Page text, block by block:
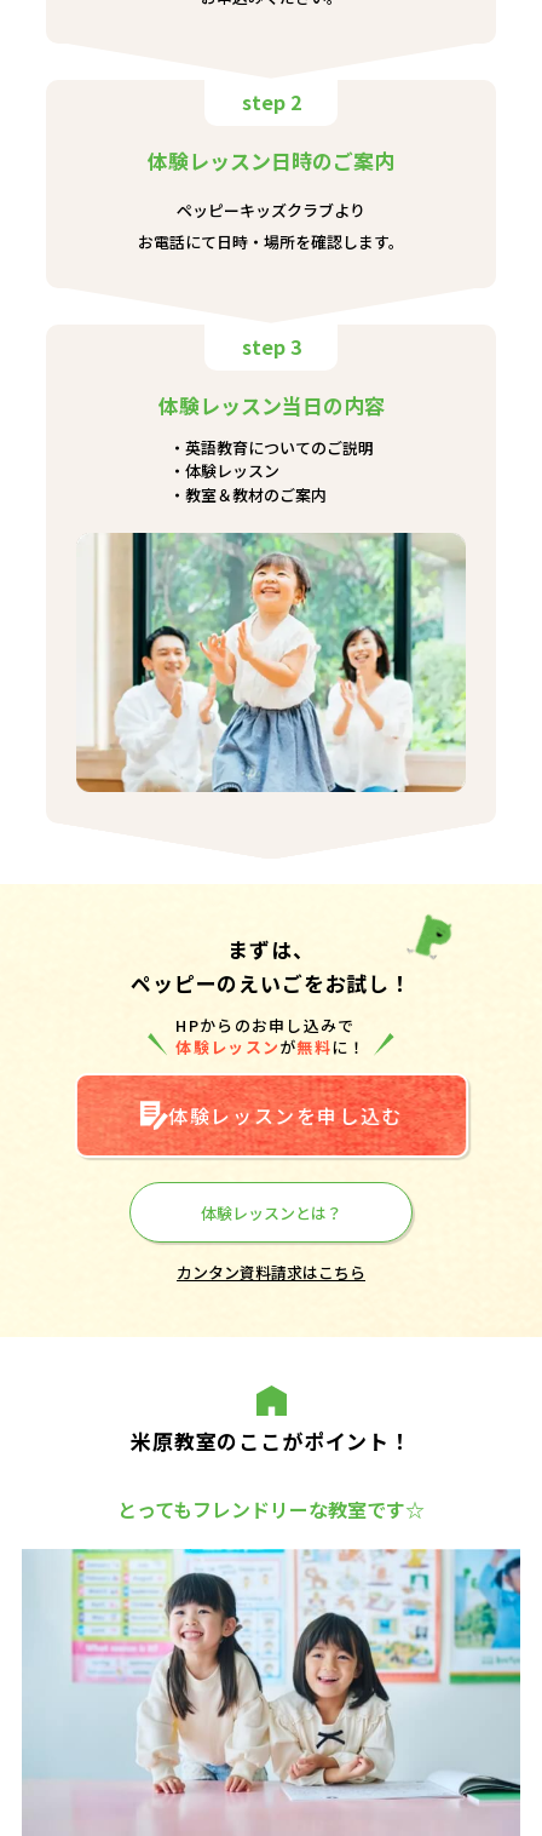
step 2
体験レッスン日時のご案内
ペッピーキッズクラブより
お電話にて日時・場所を確認します。
step 3
体験レッスン当日の内容
英語教育についてのご説明
体験レッスン
教室＆教材のご案内
まずは、
ペッピーのえいごをお試し！
HPからのお申し込みで
体験レッスンが無料に！
体験レッスンを申し込む
体験レッスンとは？
カンタン資料請求はこちら
米原教室のここがポイント！
とってもフレンドリーな教室です☆